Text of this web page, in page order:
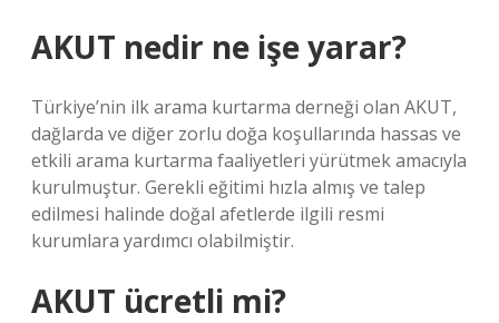
AKUT nedir ne işe yarar?
Türkiye’nin ilk arama kurtarma derneği olan AKUT,
dağlarda ve diğer zorlu doğa koşullarında hassas ve
etkili arama kurtarma faaliyetleri yürütmek amacıyla
kurulmuştur. Gerekli eğitimi hızla almış ve talep
edilmesi halinde doğal afetlerde ilgili resmi
kurumlara yardımcı olabilmiştir.
AKUT ücretli mi?